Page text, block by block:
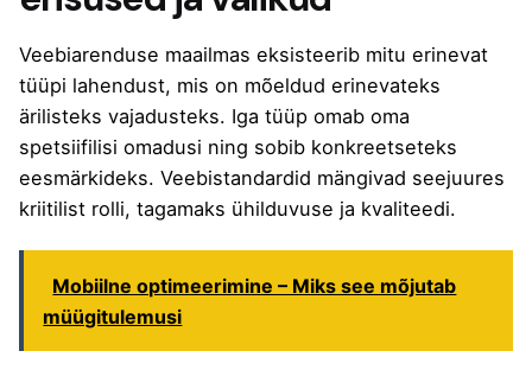
Veebiarenduse maailmas eksisteerib mitu erinevat
tüüpi lahendust, mis on mõeldud erinevateks
ärilisteks vajadusteks. Iga tüüp omab oma
spetsiifilisi omadusi ning sobib konkreetseteks
eesmärkideks. Veebistandardid mängivad seejuures
kriitilist rolli, tagamaks ühilduvuse ja kvaliteedi.
Mobiilne optimeerimine – Miks see mõjutab
müügitulemusi